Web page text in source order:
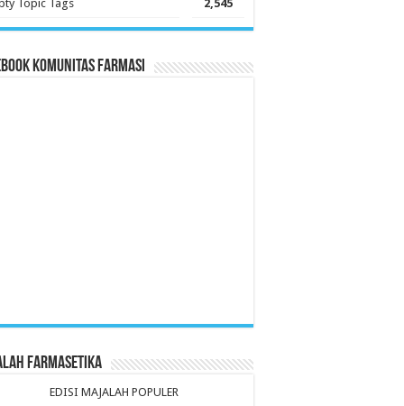
Topic Tags 2,545
Komunitas Farmasi
Farmasetika
EDISI MAJALAH POPULER